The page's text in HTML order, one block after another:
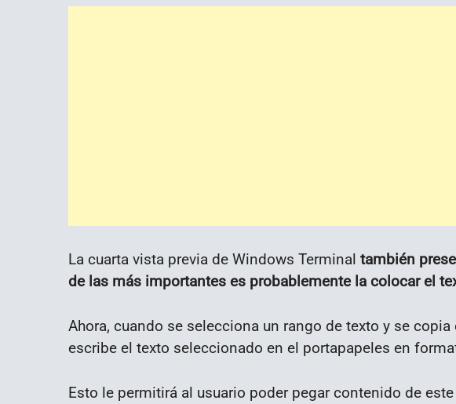
La cuarta vista previa de Windows Terminal también
de las más importantes es probablemente la colocar el
Ahora, cuando se selecciona un rango de texto y se
escribe el texto seleccionado en el portapapeles en
Esto le permitirá al usuario poder pegar contenido de